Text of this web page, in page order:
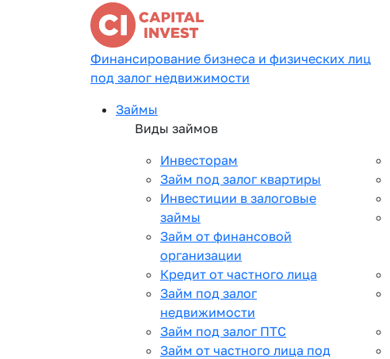
Финансирование бизнеса и физических лиц
под залог недвижимости
Займы
Виды займов
Инвесторам
Займ под залог квартиры
Инвестиции в залоговые
займы
Займ от финансовой
организации
Кредит от частного лица
Займ под залог
недвижимости
Займ под залог ПТС
Займ от частного лица под